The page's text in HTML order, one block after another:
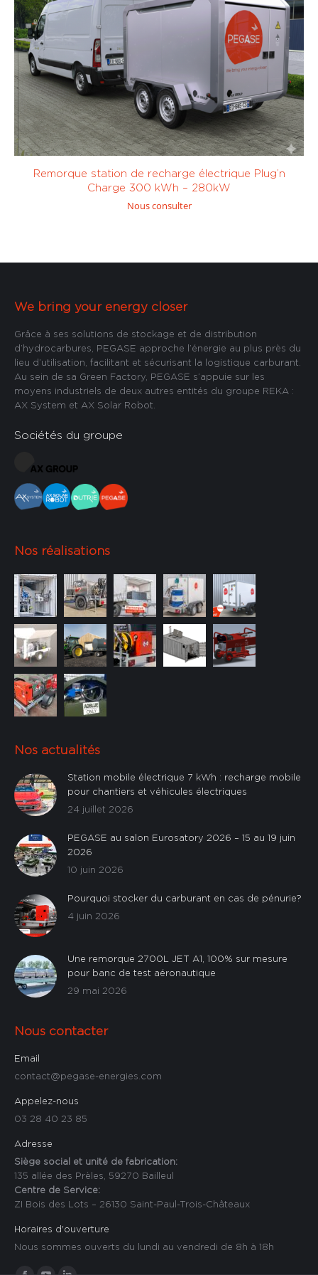
Sur mesure
Remorque station de recharge électrique Plug’n
Charge 300 kWh – 280kW
Nous consulter
We bring your energy closer
Grâce à ses solutions de stockage et de distribution
d’hydrocarbures, PEGASE approche l’énergie au plus près du
lieu d’utilisation, facilitant et sécurisant la logistique carburant.
Au sein de sa Green Factory, PEGASE s’appuie sur les
moyens industriels de deux autres entités du groupe REKA :
AX System et AX Solar Robot.
Sociétés du groupe
Nos réalisations
Nos actualités
Station mobile électrique 7 kWh : recharge mobile
pour chantiers et véhicules électriques
24 juillet 2026
PEGASE au salon Eurosatory 2026 – 15 au 19 juin
2026
10 juin 2026
Pourquoi stocker du carburant en cas de pénurie?
4 juin 2026
Une remorque 2700L JET A1, 100% sur mesure
pour banc de test aéronautique
29 mai 2026
Nous contacter
Email
contact@pegase-energies.com
Appelez-nous
03 28 40 23 85
Adresse
Siège social et unité de fabrication:
135 allée des Prèles, 59270 Bailleul
Centre de Service:
ZI Bois des Lots – 26130 Saint-Paul-Trois-Châteaux
Horaires d'ouverture
Nous sommes ouverts du lundi au vendredi de 8h à 18h
Trouvez nous sur :